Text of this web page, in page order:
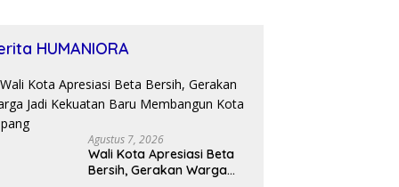
HUMANIORA
Agustus 7, 2026
Wali Kota Apresiasi Beta
Bersih, Gerakan Warga